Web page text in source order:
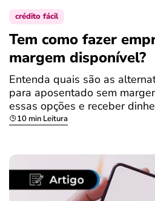
crédito fácil
Tem como fazer
margem disponível?
Entenda quais são as
para aposentado sem
essas opções e receber
10 min Leitura